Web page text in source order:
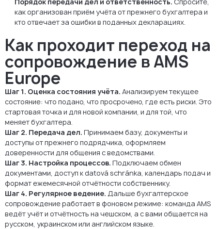
как организован приём учёта от прежнего бухгалтера и
кто отвечает за ошибки в поданных декларациях.
Как проходит переход на
сопровождение в AMS
Europe
Шаг 1. Оценка состояния учёта. Анализируем текущее
состояние: что подано, что просрочено, где есть риски. Это
стартовая точка и для новой компании, и для той, что
меняет бухгалтера.
Шаг 2. Передача дел. Принимаем базу, документы и
доступы от прежнего подрядчика, оформляем
доверенности для общения с ведомствами.
Шаг 3. Настройка процессов. Подключаем обмен
документами, доступ к datová schránka, календарь подач и
формат ежемесячной отчётности собственнику.
Шаг 4. Регулярное ведение. Дальше бухгалтерское
сопровождение работает в фоновом режиме: команда AMS
ведёт учёт и отчётность на чешском, а с вами общается на
русском, украинском или английском языке.